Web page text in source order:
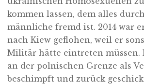
kommen lassen, dem alles
männliche fremd ist. 2014 war
nach Kiew geflohen, weil er
Militär hätte eintreten müssen.
an der polnischen Grenze als
beschimpft und zurück